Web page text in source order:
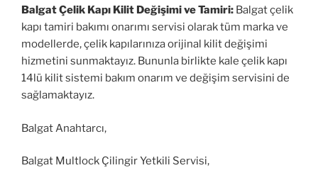
Balgat Çelik Kapı Kilit Değişimi ve Tamiri: Balgat çelik
kapı tamiri bakımı onarımı servisi olarak tüm marka ve
modellerde, çelik kapılarınıza orijinal kilit değişimi
hizmetini sunmaktayız. Bununla birlikte kale çelik kapı
14lü kilit sistemi bakım onarım ve değişim servisini de
sağlamaktayız.
Balgat Anahtarcı,
Balgat Multlock Çilingir Yetkili Servisi,